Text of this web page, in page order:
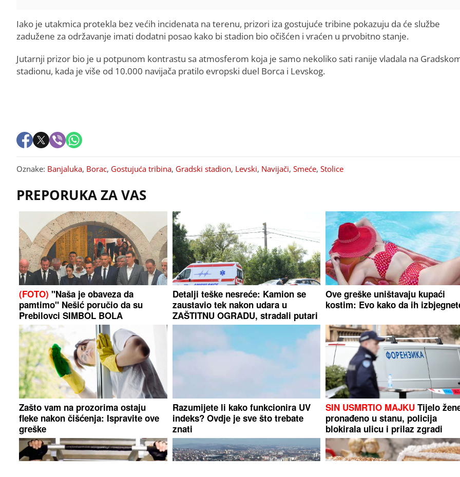
Iako je utakmica protekla bez većih incidenata na terenu, prizori iza gostujuće tribine pokazuju da će službe
zadužene za održavanje imati dodatni posao kako bi stadion bio očišćen i vraćen u prvobitno stanje.
Jutarnji prizor bio je u potpunom kontrastu sa atmosferom koja je samo nekoliko sati ranije vladala na
stadionu, kada je više od 10.000 navijača pratilo evropski duel Borca i Levskog.
Oznake: Banjaluka, Borac, Gostujuća tribina, Gradski stadion, Levski, Navijači, Smeće, Stolice
PREPORUKA ZA VAS
(FOTO) "Naša je obaveza da
pamtimo" Nešić poručio da su
Prebilovci SIMBOL BOLA
Detalji teške nesreće: Kamion se
zaustavio tek nakon udara u
ZAŠTITNU OGRADU, stradali putari
Ove greške uništavaju kupaći
kostim: Evo kako da ih
Zašto vam na prozorima ostaju
fleke nakon čišćenja: Ispravite ove
greške
Razumijete li kako funkcionira UV
indeks? Ovdje je sve što trebate
znati
SIN USMRTIO MAJKU Tijelo
pronađeno u stanu, policija
blokirala ulicu i prilaz zgradi